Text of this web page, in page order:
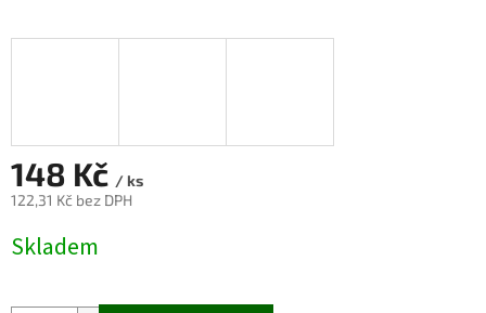
148 Kč / ks
122,31 Kč bez DPH
cena:
Skladem